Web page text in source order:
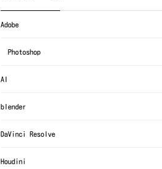
Adobe
Photoshop
AI
blender
DaVinci Resolve
Houdini